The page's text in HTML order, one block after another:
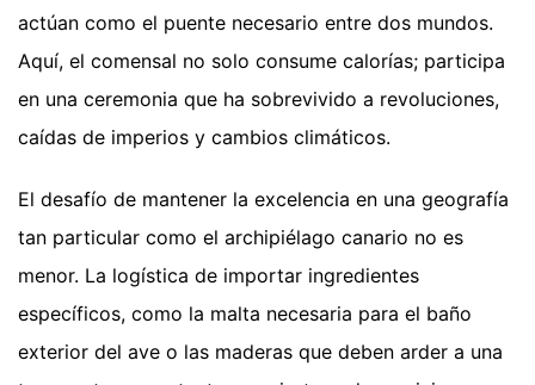
actúan como el puente necesario entre dos mundos.
Aquí, el comensal no solo consume calorías; participa
en una ceremonia que ha sobrevivido a revoluciones,
caídas de imperios y cambios climáticos.
El desafío de mantener la excelencia en una geografía
tan particular como el archipiélago canario no es
menor. La logística de importar ingredientes
específicos, como la malta necesaria para el baño
exterior del ave o las maderas que deben arder a una